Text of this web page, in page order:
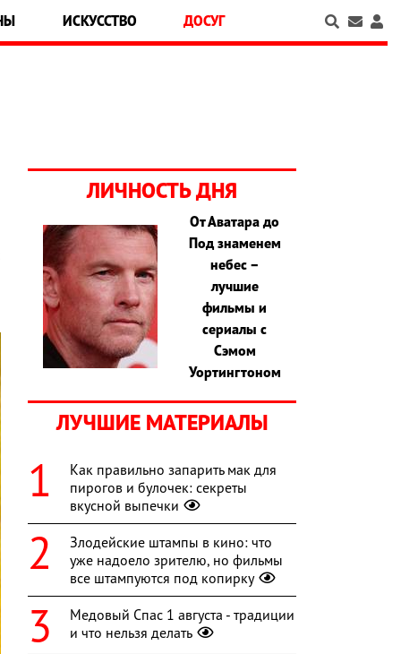
ИСКУССТВО ДОСУГ
ЛИЧНОСТЬ ДНЯ
От Аватара до
Под знаменем
небес –
лучшие
фильмы и
сериалы с
Сэмом
Уортингтоном
ЛУЧШИЕ МАТЕРИАЛЫ
Как правильно запарить мак для
пирогов и булочек: секреты
вкусной выпечки
Злодейские штампы в кино: что
уже надоело зрителю, но фильмы
все штампуются под копирку
Медовый Спас 1 августа - традиции
и что нельзя делать